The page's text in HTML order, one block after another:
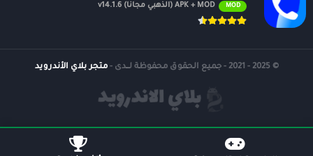
MOD APK + MOD (الذهبي مجانًا) v14.1.6
© 2025 - 2021 - جميع الحقوق محفوظة لــدى - متجر بلاي الأندرويد